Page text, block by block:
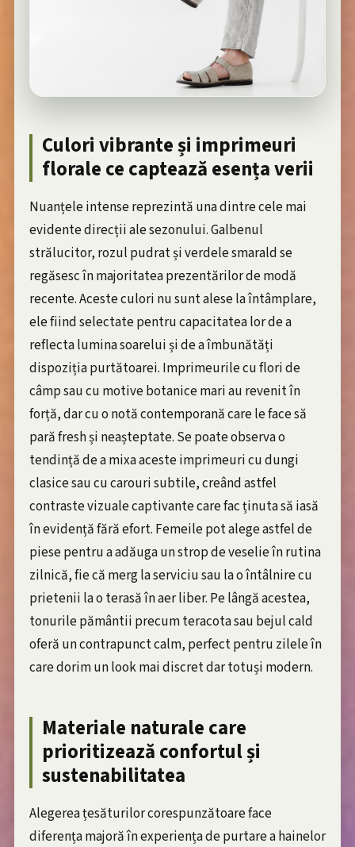
Culori vibrante și imprimeuri
florale ce captează esența verii
Nuanțele intense reprezintă una dintre cele mai
evidente direcții ale sezonului. Galbenul
strălucitor, rozul pudrat și verdele smarald se
regăsesc în majoritatea prezentărilor de modă
recente. Aceste culori nu sunt alese la întâmplare,
ele fiind selectate pentru capacitatea lor de a
reflecta lumina soarelui și de a îmbunătăți
dispoziția purtătoarei. Imprimeurile cu flori de
câmp sau cu motive botanice mari au revenit în
forță, dar cu o notă contemporană care le face să
pară fresh și neașteptate. Se poate observa o
tendință de a mixa aceste imprimeuri cu dungi
clasice sau cu carouri subtile, creând astfel
contraste vizuale captivante care fac ținuta să iasă
în evidență fără efort. Femeile pot alege astfel de
piese pentru a adăuga un strop de veselie în rutina
zilnică, fie că merg la serviciu sau la o întâlnire cu
prietenii la o terasă în aer liber. Pe lângă acestea,
tonurile pământii precum teracota sau bejul cald
oferă un contrapunct calm, perfect pentru zilele în
care dorim un look mai discret dar totuși modern.
Materiale naturale care
prioritizează confortul și
sustenabilitatea
Alegerea țesăturilor corespunzătoare face
diferența majoră în experiența de purtare a hainelor